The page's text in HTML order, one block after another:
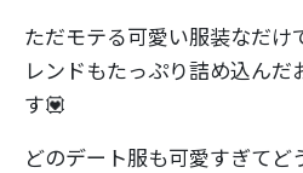
ただモテる可愛い服装なだけ
レンドもたっぷり詰め込んだ
す💟
どのデート服も可愛すぎて